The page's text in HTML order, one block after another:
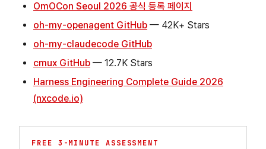
OmOCon Seoul 2026 공식 등록 페이지
oh-my-openagent GitHub — 42K+ Stars
oh-my-claudecode GitHub
cmux GitHub — 12.7K Stars
Harness Engineering Complete Guide 2026
(nxcode.io)
FREE 3-MINUTE ASSESSMENT